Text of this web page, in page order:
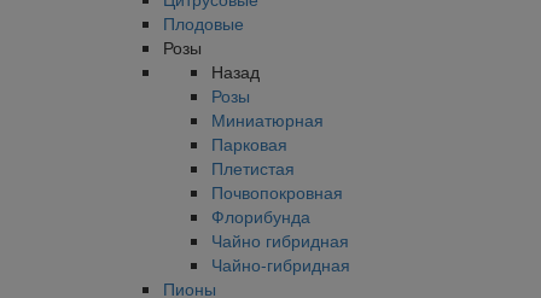
Плодовые
Розы
Назад
Розы
Миниатюрная
Парковая
Плетистая
Почвопокровная
Флорибунда
Чайно гибридная
Чайно-гибридная
Пионы